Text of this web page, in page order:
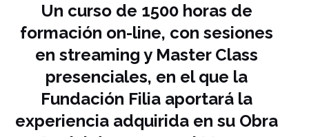
Un curso de 1500 horas de
formación on-line, con sesiones
en streaming y Master Class
presenciales, en el que la
Fundación Filia aportará la
experiencia adquirida en su Obra